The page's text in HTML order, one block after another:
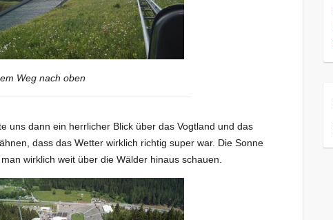
Weg nach oben
uns dann ein herrlicher Blick über das Vogtland und das
dass das Wetter wirklich richtig super war. Die Sonne
wirklich weit über die Wälder hinaus schauen.